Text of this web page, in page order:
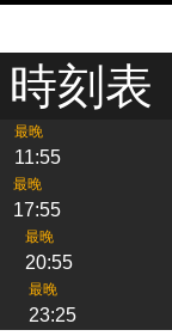
刻表
最晚
11:55
最晚
17:55
最晚
20:55
最晚
23:25